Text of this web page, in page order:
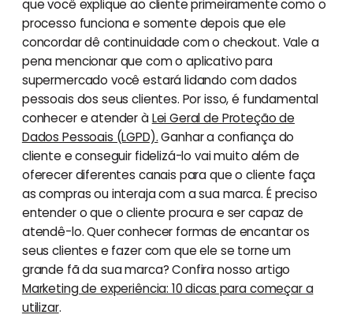
que você explique ao cliente primeiramente como o
processo funciona e somente depois que ele
concordar dê continuidade com o checkout. Vale a
pena mencionar que com o aplicativo para
supermercado você estará lidando com dados
pessoais dos seus clientes. Por isso, é fundamental
conhecer e atender àLei Geral de Proteção de
Dados Pessoais (LGPD).Ganhar a confiança do
cliente e conseguir fidelizá-lo vai muito além de
oferecer diferentes canais para que o cliente faça
as compras ou interaja com a sua marca. É preciso
entender o que o cliente procura e ser capaz de
atendê-lo. Quer conhecer formas de encantar os
seus clientes e fazer com que ele se torne um
grande fã da sua marca? Confira nosso artigo
Marketing de experiência: 10 dicas para começar a
utilizar.